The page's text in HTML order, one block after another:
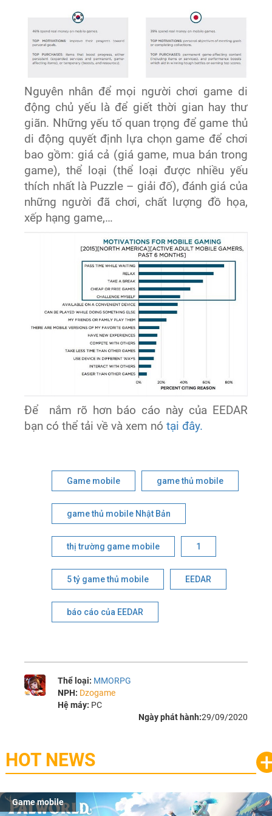
Nguyên nhân để mọi người chơi game di
động chủ yếu là để giết thời gian hay thư
giãn. Những yếu tố quan trọng để game thủ
di động quyết định lựa chọn game để chơi
bao gồm: giá cả (giá game, mua bán trong
game), thể loại (thể loại được nhiều yếu
thích nhất là Puzzle – giải đố), đánh giá của
những người đã chơi, chất lượng đồ họa,
xếp hạng game,…
Để nắm rõ hơn báo cáo này của EEDAR
bạn có thể tải về và xem nótại đây.
Game mobile game thủ mobile
game thủ mobile Nhật Bản
thị trường game mobile 1
5 tỷ game thủ mobile EEDAR
báo cáo của EEDAR
Thể loại: MMORPG
NPH: Dzogame
Hệ máy: PC
Ngày phát hành:29/09/2020
HOT NEWS
Game mobile